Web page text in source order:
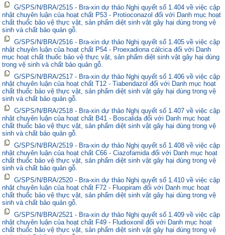
G/SPS/N/BRA/2515 - Bra-xin dự thảo Nghị quyết số 1.404 về việc cập
nhật chuyên luận của hoạt chất P53 - Protioconazol đối với Danh mục hoạt
chất thuốc bảo vệ thực vật, sản phẩm diệt sinh vật gây hại dùng trong vệ
sinh và chất bảo quản gỗ.
G/SPS/N/BRA/2516 - Bra-xin dự thảo Nghị quyết số 1.405 về việc cập
nhật chuyên luận của hoạt chất P54 - Proexadiona cálcica đối với Danh
mục hoạt chất thuốc bảo vệ thực vật, sản phẩm diệt sinh vật gây hại dùng
trong vệ sinh và chất bảo quản gỗ.
G/SPS/N/BRA/2517 - Bra-xin dự thảo Nghị quyết số 1.406 về việc cập
nhật chuyên luận của hoạt chất T12 - Tiabendazol đối với Danh mục hoạt
chất thuốc bảo vệ thực vật, sản phẩm diệt sinh vật gây hại dùng trong vệ
sinh và chất bảo quản gỗ.
G/SPS/N/BRA/2518 - Bra-xin dự thảo Nghị quyết số 1.407 về việc cập
nhật chuyên luận của hoạt chất B41 - Boscalida đối với Danh mục hoạt
chất thuốc bảo vệ thực vật, sản phẩm diệt sinh vật gây hại dùng trong vệ
sinh và chất bảo quản gỗ.
G/SPS/N/BRA/2519 - Bra-xin dự thảo Nghị quyết số 1.408 về việc cập
nhật chuyên luận của hoạt chất C66 - Ciazofamida đối với Danh mục hoạt
chất thuốc bảo vệ thực vật, sản phẩm diệt sinh vật gây hại dùng trong vệ
sinh và chất bảo quản gỗ.
G/SPS/N/BRA/2520 - Bra-xin dự thảo Nghị quyết số 1.410 về việc cập
nhật chuyên luận của hoạt chất F72 - Fluopiram đối với Danh mục hoạt
chất thuốc bảo vệ thực vật, sản phẩm diệt sinh vật gây hại dùng trong vệ
sinh và chất bảo quản gỗ.
G/SPS/N/BRA/2521 - Bra-xin dự thảo Nghị quyết số 1.409 về việc cập
nhật chuyên luận của hoạt chất F49 - Fludioxonil đối với Danh mục hoạt
chất thuốc bảo vệ thực vật, sản phẩm diệt sinh vật gây hại dùng trong vệ